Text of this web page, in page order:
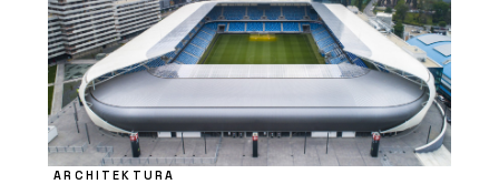
ARCHITEKTURA